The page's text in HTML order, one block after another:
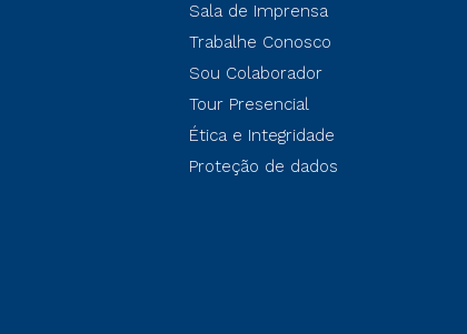
Sala de Imprensa
Trabalhe Conosco
Sou Colaborador
Tour Presencial
Ética e Integridade
Proteção de dados